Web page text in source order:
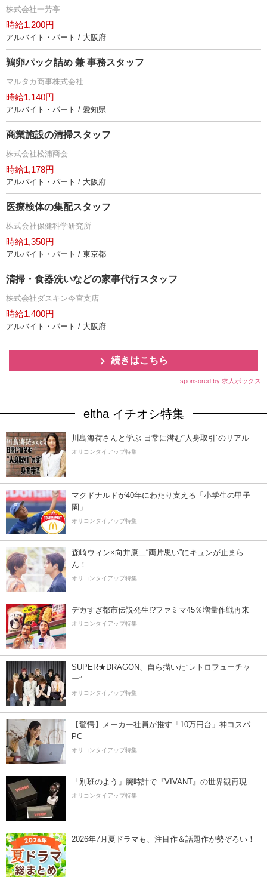
株式会社一芳亭
時給1,200円
アルバイト・パート / 大阪府
鶉卵パック詰め 兼 事務スタッフ
マルタカ商事株式会社
時給1,140円
アルバイト・パート / 愛知県
商業施設の清掃スタッフ
株式会社松浦商会
時給1,178円
アルバイト・パート / 大阪府
医療検体の集配スタッフ
株式会社保健科学研究所
時給1,350円
アルバイト・パート / 東京都
清掃・食器洗いなどの家事代行スタッフ
株式会社ダスキン今宮支店
時給1,400円
アルバイト・パート / 大阪府
続きはこちら
sponsored by 求人ボックス
eltha イチオシ特集
川島海荷さんと学ぶ 日常に潜む“人身取引”のリアル
オリコンタイアップ特集
マクドナルドが40年にわたり支える「小学生の甲子
園」
オリコンタイアップ特集
森崎ウィン×向井康二“両片思い”にキュンが止まら
ん！
オリコンタイアップ特集
デカすぎ都市伝説発生!?ファミマ45％増量作戦再来
オリコンタイアップ特集
SUPER★DRAGON、自ら描いた”レトロフューチャ
ー”
オリコンタイアップ特集
【驚愕】メーカー社員が推す「10万円台」神コスパ
PC
オリコンタイアップ特集
「別班のよう」腕時計で『VIVANT』の世界観再現
オリコンタイアップ特集
2026年7月夏ドラマも、注目作＆話題作が勢ぞろい！